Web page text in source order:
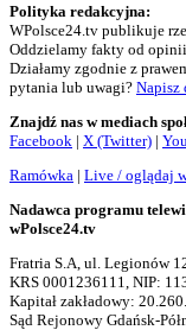
Polityka redakcyjna:
WPolsce24.tv publikuje
Oddzielamy fakty od
Działamy zgodnie z
pytania lub uwagi? Napisz
Znajdź nas w mediach
Facebook | X (Twitter) |
Ramówka | Live / oglądaj
Nadawca programu
wPolsce24.tv
Fratria S.A, ul. Legionów
KRS 0001236111, NIP:
Kapitał zakładowy:
Sąd Rejonowy Gdańsk-